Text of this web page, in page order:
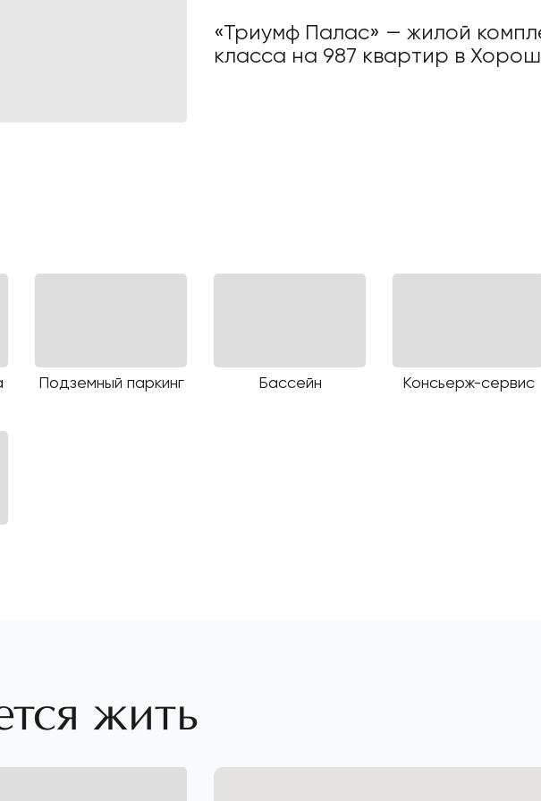
«Триумф Палас» — жилой
класса на 987 квартир в
Подземный паркинг Бассейн Консьерж-сервис
жить